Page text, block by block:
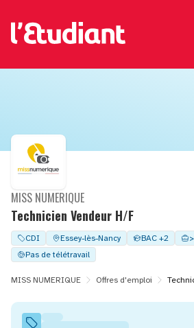
Technicien Vendeur H/F
MISS NUMERIQUE
CDI Essey-lès-Nancy BAC +2
Pas de télétravail
MISS NUMERIQUE Offres d'emploi